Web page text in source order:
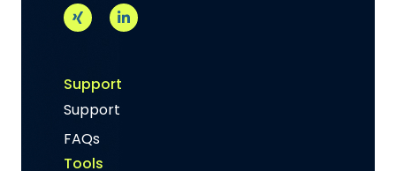
Support
Support
FAQs
Tools